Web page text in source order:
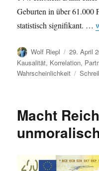
Geburten in über 61.000
statistisch signifikant. …
Autor
Wolf Riepl
am
29. April
Kausalität, Korrelation,
Wahrscheinlichkeit
Macht